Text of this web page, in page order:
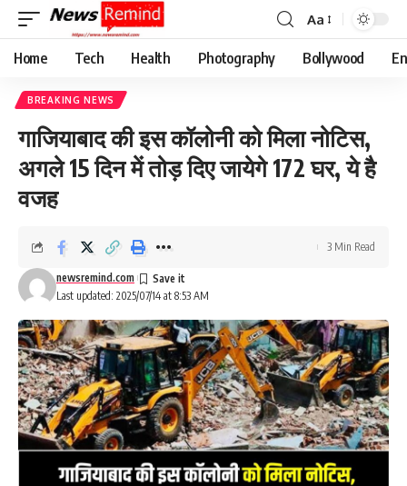
Font
Resizer
Aa
Home Tech Health Photography Bollywood
BREAKING NEWS
गाजियाबाद की इस कॉलोनी को मिला नोटिस,
अगले 15 दिन में तोड़ दिए जायेगे 172 घर, ये है
वजह
Last updated: 2025/07/14 at 8:53 AM
newsremind.com
3 Min Read